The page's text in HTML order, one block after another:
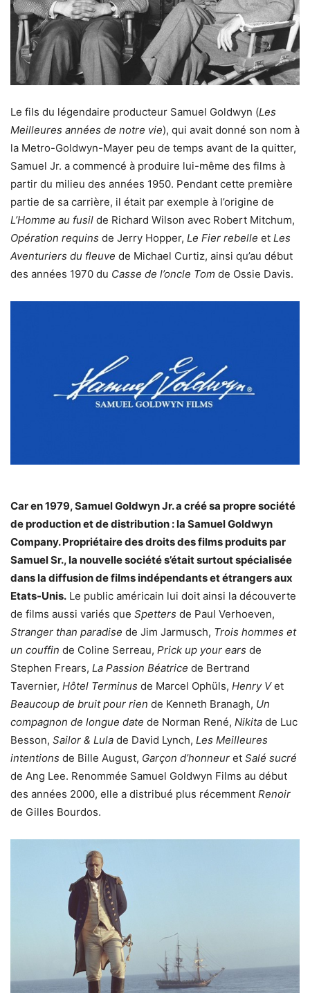
Le fils du légendaire producteur Samuel Goldwyn (Les
Meilleures années de notre vie), qui avait donné son nom à
la Metro-Goldwyn-Mayer peu de temps avant de la quitter,
Samuel Jr. a commencé à produire lui-même des films à
partir du milieu des années 1950. Pendant cette première
partie de sa carrière, il était par exemple à l’origine de
L’Homme au fusil de Richard Wilson avec Robert Mitchum,
Opération requins de Jerry Hopper, Le Fier rebelle et Les
Aventuriers du fleuve de Michael Curtiz, ainsi qu’au début
des années 1970 du Casse de l’oncle Tom de Ossie Davis.
Car en 1979, Samuel Goldwyn Jr. a créé sa propre société
de production et de distribution : la Samuel Goldwyn
Company. Propriétaire des droits des films produits par
Samuel Sr., la nouvelle société s’était surtout spécialisée
dans la diffusion de films indépendants et étrangers aux
Etats-Unis. Le public américain lui doit ainsi la découverte
de films aussi variés que Spetters de Paul Verhoeven,
Stranger than paradise de Jim Jarmusch, Trois hommes et
un couffin de Coline Serreau, Prick up your ears de
Stephen Frears, La Passion Béatrice de Bertrand
Tavernier, Hôtel Terminus de Marcel Ophüls, Henry Vet
Beaucoup de bruit pour rien de Kenneth Branagh, Un
compagnon de longue date de Norman René, Nikita de Luc
Besson, Sailor & Lula de David Lynch, Les Meilleures
intentions de Bille August, Garçon d’honneur et Salé sucré
de Ang Lee. Renommée Samuel Goldwyn Films au début
des années 2000, elle a distribué plus récemment Renoir
de Gilles Bourdos.